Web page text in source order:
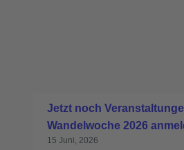
Jetzt noch
Wandelwoche 2026
15 Juni, 2026